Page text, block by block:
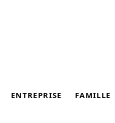
ENTREPRISE FAMILLE